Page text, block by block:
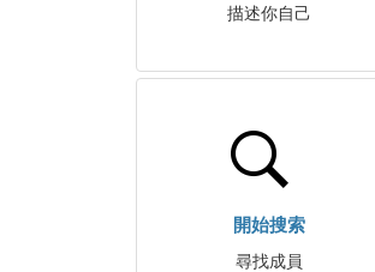
描述你自己
開始搜索
尋找成員